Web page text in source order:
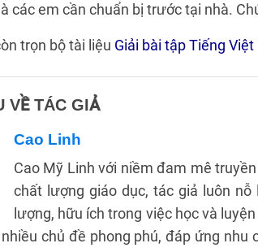
các em cần chuẩn bị trước tại nhà.
trọn bộ tài liệu Giải bài tập Tiếng Việt
VỀ TÁC GIẢ
Cao Linh
Cao Mỹ Linh với niềm đam mê
chất lượng giáo dục, tác giả luôn
lượng, hữu ích trong việc học và
chủ đề phong phú, đáp ứng